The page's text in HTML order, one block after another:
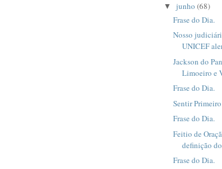
▼ junho (68)
Frase do Dia.
Nosso
UNICEF
Jackson do
Limoeiro e
Frase do Dia.
Sentir
Frase do Dia.
Feitio de
definição
Frase do Dia.